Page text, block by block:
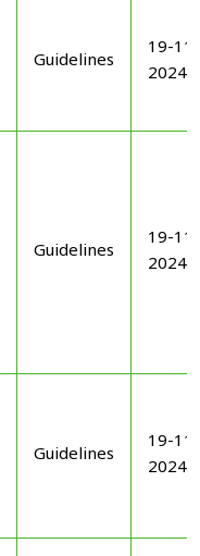
Guidelines
19-11-
2024
Guidelines
19-11-
2024
Guidelines
19-11-
2024